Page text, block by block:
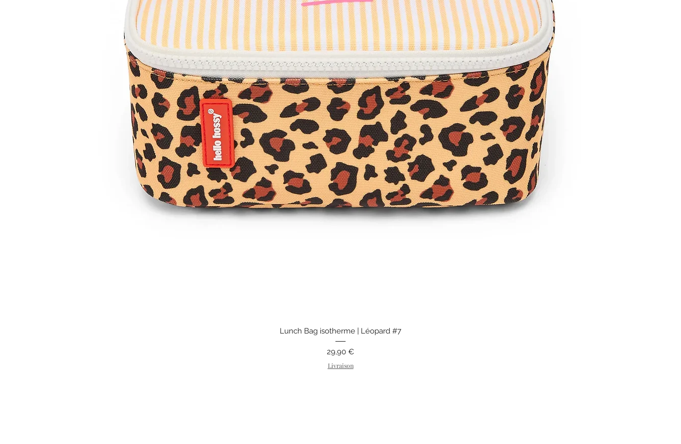
Aperçu rapide
Lunch Bag isotherme | Léopard #7
Prix
29,90 €
Livraison